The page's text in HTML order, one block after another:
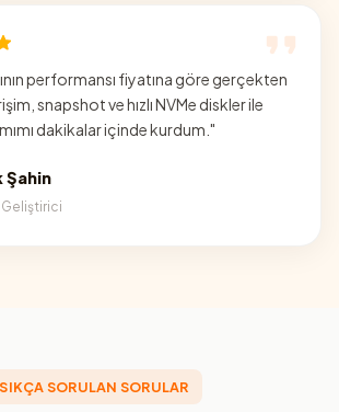
performansı fiyatına göre gerçekten
snapshot ve hızlı NVMe diskler ile
dakikalar içinde kurdum. "
Şahin
Geliştirici
SIKÇA SORULAN SORULAR